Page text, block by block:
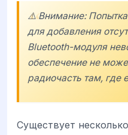
⚠️ Внимание:
для добавления
Bluetooth-модуля
обеспечение не
радиочасть там, где
Существует